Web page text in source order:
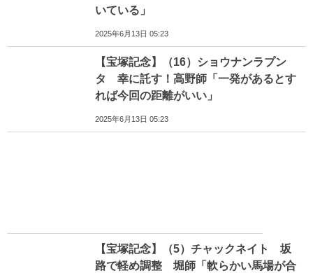
いている」
2025年6月13日 05:23
【宝塚記念】（16）ショウナンラプン
タ 幸に託す！高野師「一発があるとす
れば今回の距離がいい」
2025年6月13日 05:23
【宝塚記念】（5）チャックネイト 坂
路で軽め調整 堀師「軟らかい馬場が合